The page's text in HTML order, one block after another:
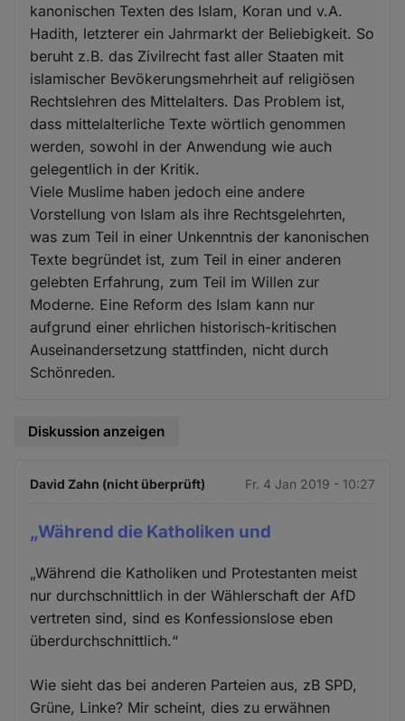
kanonischen Texten des Islam, Koran und v.A.
Hadith, letzterer ein Jahrmarkt der Beliebigkeit. So
beruht z.B. das Zivilrecht fast aller Staaten mit
islamischer Bevökerungsmehrheit auf religiösen
Rechtslehren des Mittelalters. Das Problem ist,
dass mittelalterliche Texte wörtlich genommen
werden, sowohl in der Anwendung wie auch
gelegentlich in der Kritik.
Viele Muslime haben jedoch eine andere
Vorstellung von Islam als ihre Rechtsgelehrten,
was zum Teil in einer Unkenntnis der kanonischen
Texte begründet ist, zum Teil in einer anderen
gelebten Erfahrung, zum Teil im Willen zur
Moderne. Eine Reform des Islam kann nur
aufgrund einer ehrlichen historisch-kritischen
Auseinandersetzung stattfinden, nicht durch
Schönreden.
Diskussion anzeigen
David Zahn (nicht überprüft) Fr. 4 Jan 2019 - 10:27
„Während die Katholiken und
„Während die Katholiken und Protestanten meist
nur durchschnittlich in der Wählerschaft der AfD
vertreten sind, sind es Konfessionslose eben
überdurchschnittlich.“
Wie sieht das bei anderen Parteien aus, zB SPD,
Grüne, Linke? Mir scheint, dies zu erwähnen